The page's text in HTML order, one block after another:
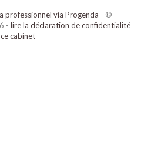
professionnel via Progenda - ©
- lire la déclaration de confidentialité
cabinet